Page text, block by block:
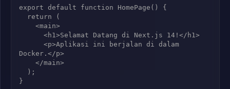
export default function HomePage() {
Docker.</p>
}